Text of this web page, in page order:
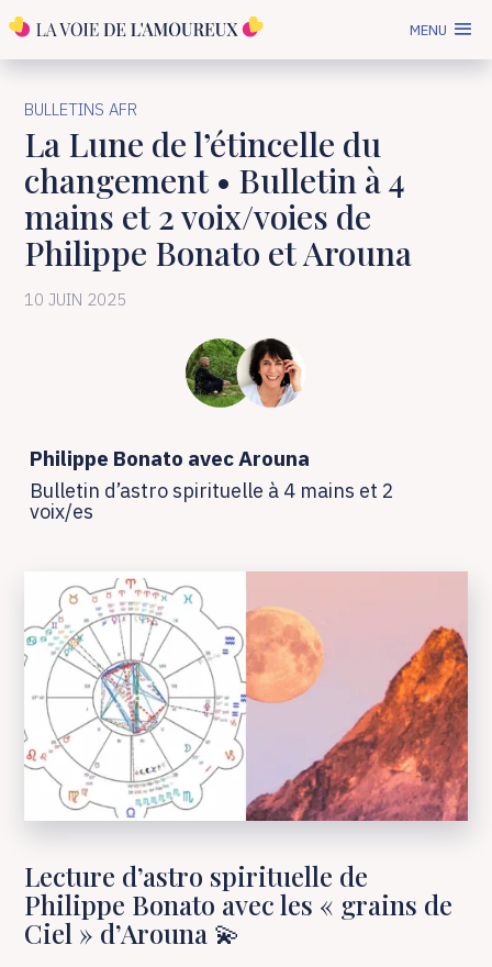
MENU
BULLETINS AFR
La Lune de l’étincelle du
changement • Bulletin à 4
mains et 2 voix/voies de
Philippe Bonato et Arouna
10 JUIN 2025
Philippe Bonato avec Arouna
Bulletin d’astro spirituelle à 4 mains et 2
voix/es
Lecture d’astro spirituelle de
Philippe Bonato avec les « grains de
Ciel » d’Arouna 💫